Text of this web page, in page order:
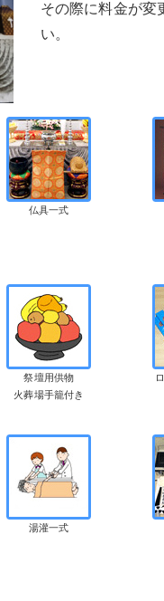
その際に料金が変
い。
仏具一式
祭壇用供物
火葬場手籠付き
湯灌一式